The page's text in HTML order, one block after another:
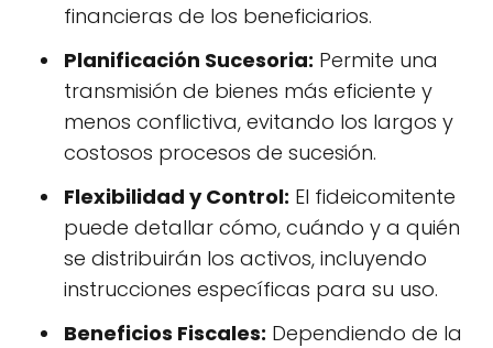
financieras de los beneficiarios.
Planificación Sucesoria: Permite una
transmisión de bienes más eficiente y
menos conflictiva, evitando los largos y
costosos procesos de sucesión.
Flexibilidad y Control: El fideicomitente
puede detallar cómo, cuándo y a quién
se distribuirán los activos, incluyendo
instrucciones específicas para su uso.
Beneficios Fiscales: Dependiendo de la